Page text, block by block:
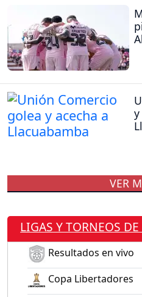
y
VER
LIGAS Y TORNEOS
Resultados en vivo
Copa Libertadores